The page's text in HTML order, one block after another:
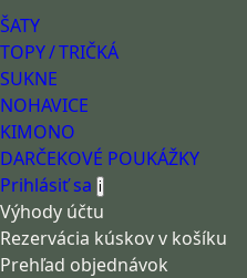
ŠATY
TOPY / TRIČKÁ
SUKNE
NOHAVICE
KIMONO
DARČEKOVÉ POUKÁŽKY
Prihlásiť sa i
Výhody účtu
Rezervácia kúskov v košíku
Prehľad objednávok